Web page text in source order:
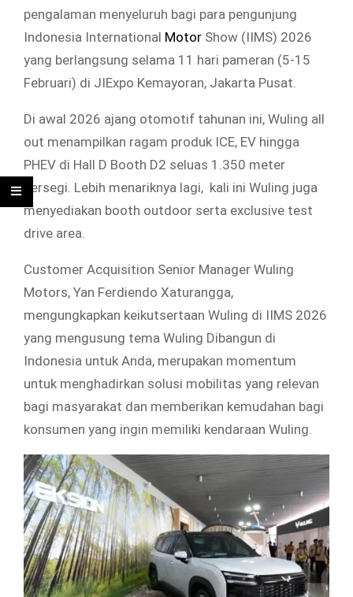
pengalaman menyeluruh bagi para pengunjung
Indonesia International Motor Show (IIMS) 2026
yang berlangsung selama 11 hari pameran (5-15
Februari) di JIExpo Kemayoran, Jakarta Pusat.
Di awal 2026 ajang otomotif tahunan ini, Wuling all
out menampilkan ragam produk ICE, EV hingga
PHEV di Hall D Booth D2 seluas 1.350 meter
persegi. Lebih menariknya lagi, kali ini Wuling juga
menyediakan booth outdoor serta exclusive test
drive area.
Customer Acquisition Senior Manager Wuling
Motors, Yan Ferdiendo Xaturangga,
mengungkapkan keikutsertaan Wuling di IIMS 2026
yang mengusung tema Wuling Dibangun di
Indonesia untuk Anda, merupakan momentum
untuk menghadirkan solusi mobilitas yang relevan
bagi masyarakat dan memberikan kemudahan bagi
konsumen yang ingin memiliki kendaraan Wuling.